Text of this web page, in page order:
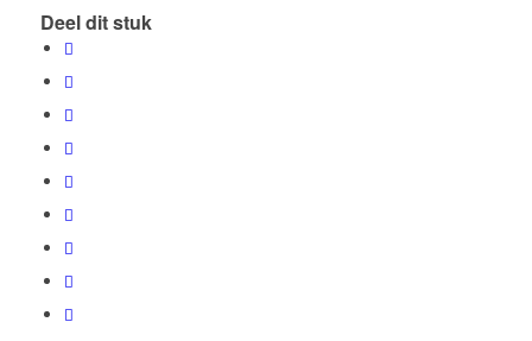
Deel dit stuk